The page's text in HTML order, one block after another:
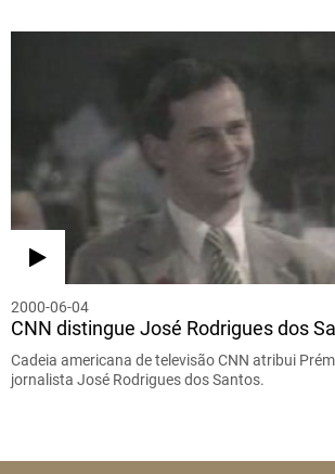
2000-06-04
CNN distingue José Rodrigues dos
Cadeia americana de televisão CNN atribui
jornalista José Rodrigues dos Santos.